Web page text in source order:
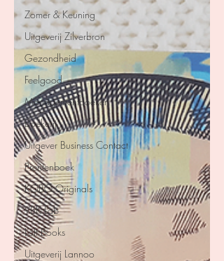
Zomer & Keuning
Uitgeverij Zilverbron
Gezondheid
Feelgood
Managementboeken
Boekerij
Uitgever Business Contact
Prentenboek
KOBO Originals
VBK Lab
Loft Books
Uitgeverij Lannoo